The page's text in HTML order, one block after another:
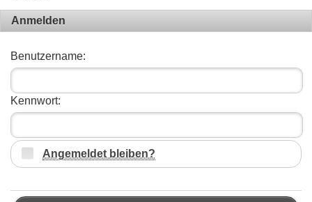
Anmelden
Benutzername:
Kennwort:
Angemeldet bleiben?